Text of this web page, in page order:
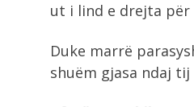
ut i lind e drejta
Duke marrë
shuëm gjasa ndaj